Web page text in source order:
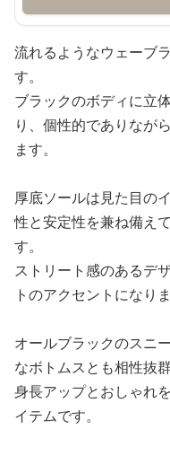
流れるようなウェーブ
す。
ブラックのボディに立
り、個性的でありなが
ます。
厚底ソールは見た目の
性と安定性を兼ね備え
す。
ストリート感のあるデ
トのアクセントになりま
オールブラックのスニ
なボトムスとも相性抜群
身長アップとおしゃれ
イテムです。